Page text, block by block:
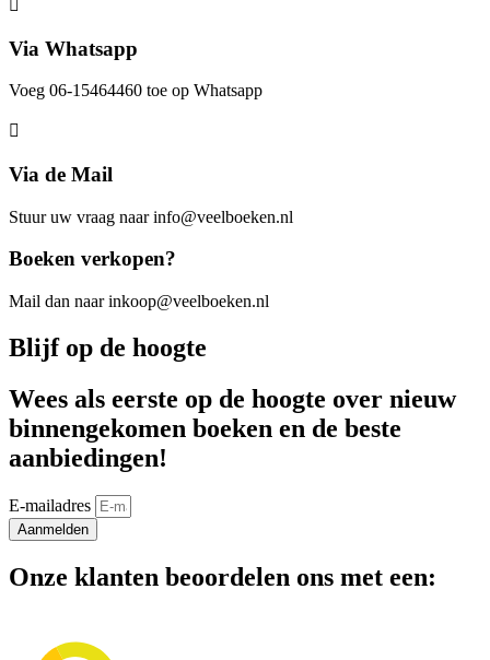
Via Whatsapp
Voeg 06-15464460 toe op Whatsapp
Via de Mail
Stuur uw vraag naar info@veelboeken.nl
Boeken verkopen?
Mail dan naar inkoop@veelboeken.nl
Blijf op de hoogte
Wees als eerste op de hoogte over nieuw
binnengekomen boeken en de beste
aanbiedingen!
E-mailadres
Aanmelden
Onze klanten beoordelen ons met een: